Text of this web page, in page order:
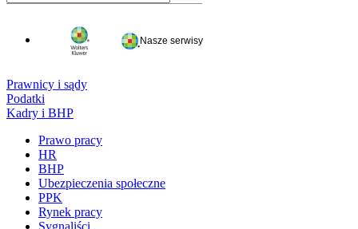
Nasze serwisy
Prawnicy i sądy
Podatki
Kadry i BHP
Prawo pracy
HR
BHP
Ubezpieczenia społeczne
PPK
Rynek pracy